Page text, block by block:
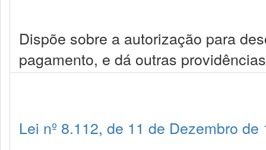
Dispõe sobre a autorização para
pagamento, e dá outras
Lei nº 8.112, de 11 de Dezembro de